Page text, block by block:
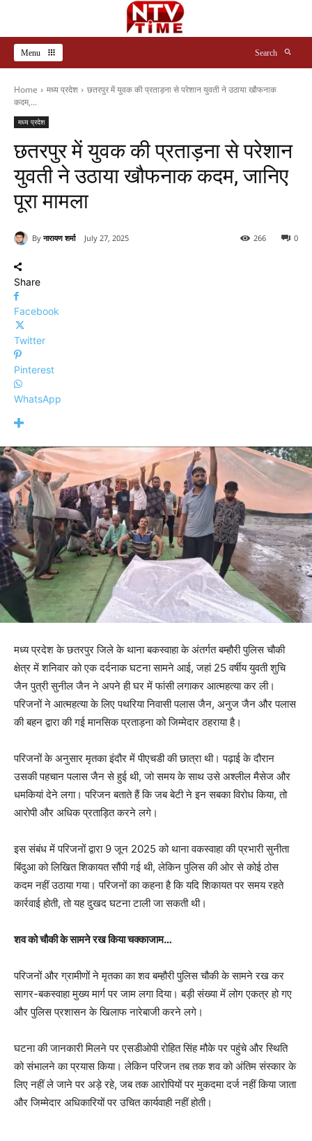
Menu Search
Home मध्य प्रदेश
छतरपुर में युवक की प्रताड़ना से परेशान युवती ने उठाया खौफनाक
कदम,...
मध्य प्रदेश
छतरपुर में युवक की प्रताड़ना से परेशान
युवती ने उठाया खौफनाक कदम, जानिए
पूरा मामला
By नारायण शर्मा July 27, 2025 0
266
Share
Facebook
Twitter
Pinterest
WhatsApp
मध्य प्रदेश के छतरपुर जिले के थाना बकस्वाहा के अंतर्गत बम्हौरी पुलिस चौकी
क्षेत्र में शनिवार को एक दर्दनाक घटना सामने आई, जहां 25 वर्षीय युवती शुचि
जैन पुत्री सुनील जैन ने अपने ही घर में फांसी लगाकर आत्महत्या कर ली।
परिजनों ने आत्महत्या के लिए पथरिया निवासी पलास जैन, अनुज जैन और पलास
की बहन द्वारा की गई मानसिक प्रताड़ना को जिम्मेदार ठहराया है।
परिजनों के अनुसार मृतका इंदौर में पीएचडी की छात्रा थी। पढ़ाई के दौरान
उसकी पहचान पलास जैन से हुई थी, जो समय के साथ उसे अश्लील मैसेज और
धमकियां देने लगा। परिजन बताते हैं कि जब बेटी ने इन सबका विरोध किया, तो
आरोपी और अधिक प्रताड़ित करने लगे।
इस संबंध में परिजनों द्वारा 9 जून 2025 को थाना वकस्वाहा की प्रभारी सुनीता
बिंदुआ को लिखित शिकायत सौंपी गई थी, लेकिन पुलिस की ओर से कोई ठोस
कदम नहीं उठाया गया। परिजनों का कहना है कि यदि शिकायत पर समय रहते
कार्रवाई होती, तो यह दुखद घटना टाली जा सकती थी।
शव को चौकी के सामने रख किया चक्काजाम…
परिजनों और ग्रामीणों ने मृतका का शव बम्हौरी पुलिस चौकी के सामने रख कर
सागर-बकस्वाहा मुख्य मार्ग पर जाम लगा दिया। बड़ी संख्या में लोग एकत्र हो गए
और पुलिस प्रशासन के खिलाफ नारेबाजी करने लगे।
घटना की जानकारी मिलने पर एसडीओपी रोहित सिंह मौके पर पहुंचे और स्थिति
को संभालने का प्रयास किया। लेकिन परिजन तब तक शव को अंतिम संस्कार के
लिए नहीं ले जाने पर अड़े रहे, जब तक आरोपियों पर मुकदमा दर्ज नहीं किया जाता
और जिम्मेदार अधिकारियों पर उचित कार्यवाही नहीं होती।